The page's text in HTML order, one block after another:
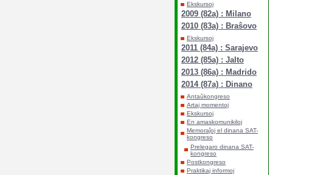
Ekskursoj
2009 (82a) : Milano
2010 (83a) : Braŝovo
Ekskursoj
2011 (84a) : Sarajevo
2012 (85a) : Jalto
2013 (86a) : Madrido
2014 (87a) : Dinano
Antaŭkongreso
Artaj momentoj
Ekskursoj
En amaskomunikiloj
Memoraĵoj el dinana SAT-
kongreso
Prelegaro dinana SAT-
kongreso
Postkongreso
Praktikaj informoj